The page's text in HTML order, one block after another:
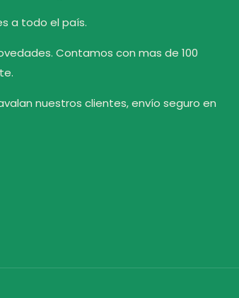
a todo el país.
Contamos con mas de 100
nuestros clientes, envío seguro en